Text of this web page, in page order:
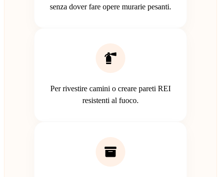
senza dover fare opere murarie pesanti.
Per rivestire camini o creare pareti REI
resistenti al fuoco.